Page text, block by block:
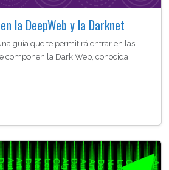
la DeepWeb y la Darknet
guía que te permitirá entrar en las
componen la Dark Web, conocida